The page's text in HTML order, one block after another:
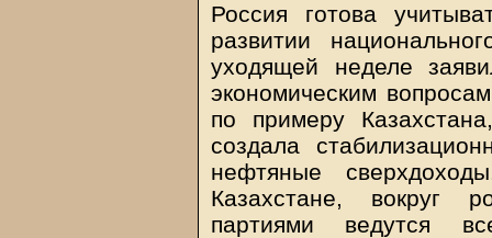
Россия готова
развитии
уходящей неделе
экономическим
по примеру
создала
нефтяные
Казахстане, вокруг
партиями ведутся